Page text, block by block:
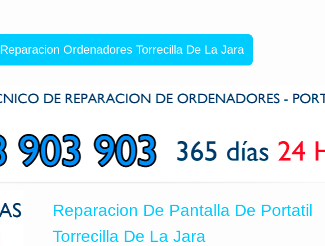
Reparacion Ordenadores Torrecilla De La Jara
Reparacion De Pantalla De Portatil
Torrecilla De La Jara